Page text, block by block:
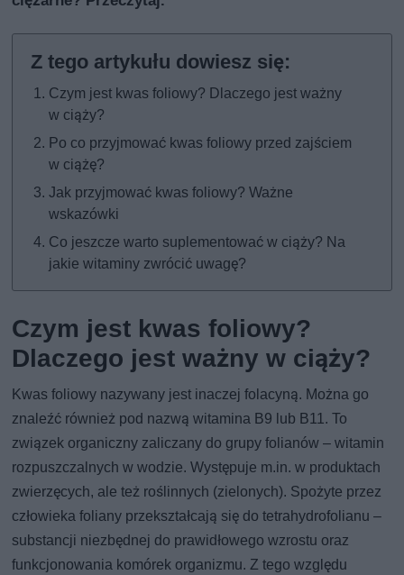
Czym jest kwas foliowy? Dlaczego jest ważny
w ciąży?
Po co przyjmować kwas foliowy przed zajściem
w ciążę?
Jak przyjmować kwas foliowy? Ważne
wskazówki
Co jeszcze warto suplementować w ciąży? Na
jakie witaminy zwrócić uwagę?
Czym jest kwas foliowy?
Dlaczego jest ważny w ciąży?
Kwas foliowy nazywany jest inaczej folacyną. Można go
znaleźć również pod nazwą witamina B9 lub B11. To
związek organiczny zaliczany do grupy folianów – witamin
rozpuszczalnych w wodzie. Występuje m.in. w produktach
zwierzęcych, ale też roślinnych (zielonych). Spożyte przez
człowieka foliany przekształcają się do tetrahydrofolianu –
substancji niezbędnej do prawidłowego wzrostu oraz
funkcjonowania komórek organizmu. Z tego względu